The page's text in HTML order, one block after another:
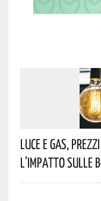
Luce E Gas,
L’impatto Sulle